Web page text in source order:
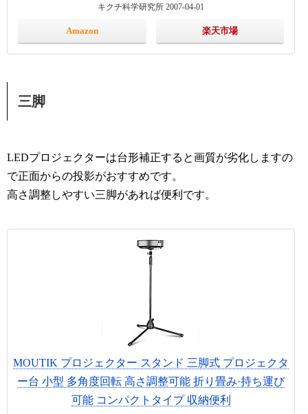
キクチ科学研究所 2007-04-01
Amazon 楽天市場
三脚
LEDプロジェクターは台形補正すると画質が劣化しますの
で正面からの投影がおすすめです。
高さ調整しやすい三脚があれば便利です。
MOUTIK プロジェクター スタンド 三脚式 プロジェクタ
ー台 小型 多角度回転 高さ調整可能 折り畳み·持ち運び
可能 コンパクトタイプ 収納便利